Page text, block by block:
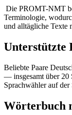
Die PROMT-NMT
Terminologie,
und alltägliche Texte
Unterstützte
Beliebte Paare
— insgesamt über 20
Sprachwähler auf der
Wörterbuch